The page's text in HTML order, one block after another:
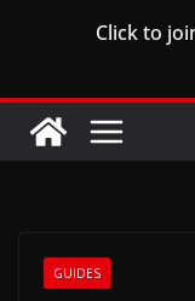
Click to
GUIDES